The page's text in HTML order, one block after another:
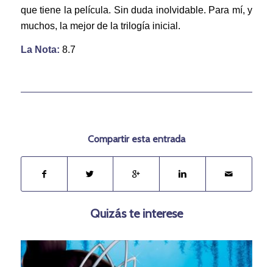
que tiene la película. Sin duda inolvidable. Para mí, y
muchos, la mejor de la trilogía inicial.
La Nota: 8.7
Compartir esta entrada
Quizás te interese